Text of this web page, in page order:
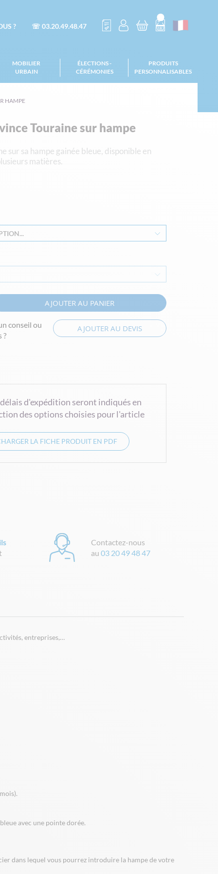
? ☏ 03.20.49.48.47
MOBILIER
URBAIN
ÉLECTIONS -
CÉRÉMONIES
PRODUITS
PERSONNALISABLES
HAMPE
Touraine sur hampe
sur sa hampe gainée bleue, disponible en
matières.
AJOUTER AU PANIER
conseil ou
?
AJOUTER AU DEVIS
délais d'expédition seront indiqués en
des options choisies pour l'article
LA FICHE PRODUIT EN PDF
Contactez-nous
au 03 20 49 48 47
entreprises,…
avec une pointe dorée.
dans lequel vous pourrez introduire la hampe de votre